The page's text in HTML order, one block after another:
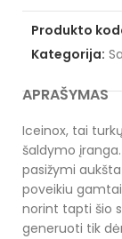
Produkto
Kategorija:
APRAŠYMAS
Iceinox, tai
šaldymo
pasižymi
poveikiu
norint tapti šio
generuoti tik